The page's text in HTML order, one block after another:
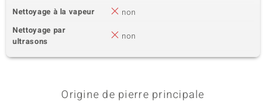
Nettoyage à la vapeur
non
Nettoyage par
ultrasons
non
Origine de pierre principale